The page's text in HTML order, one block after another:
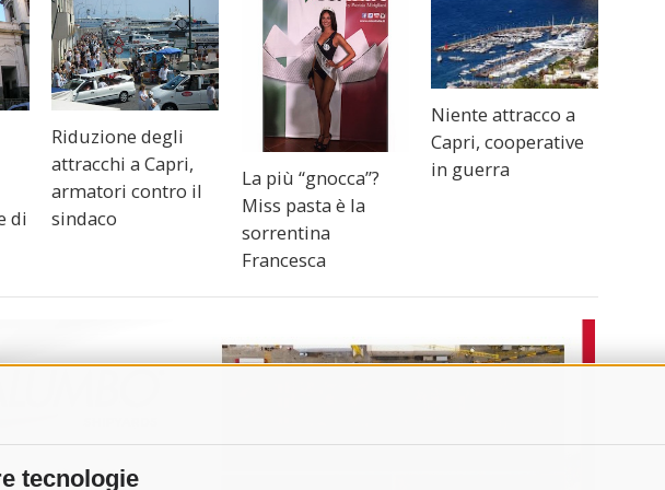
tecnologie
di
Riduzione degli
attracchi a Capri,
armatori contro il
sindaco
La più “gnocca”?
Miss pasta è la
sorrentina
Francesca
Niente attracco a
Capri, cooperative
in guerra